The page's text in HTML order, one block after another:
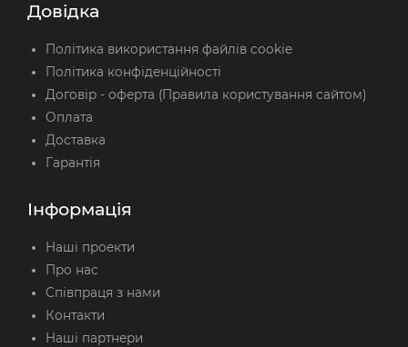
Довідка
Політика використання файлів cookie
Політика конфіденційності
Договір - оферта (Правила користування сайтом)
Оплата
Доставка
Гарантія
Інформація
Наші проекти
Про нас
Співпраця з нами
Контакти
Наші партнери